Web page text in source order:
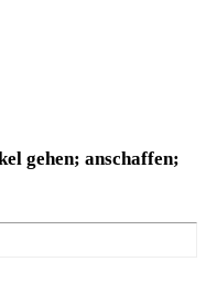
gehen; anschaf­fen;